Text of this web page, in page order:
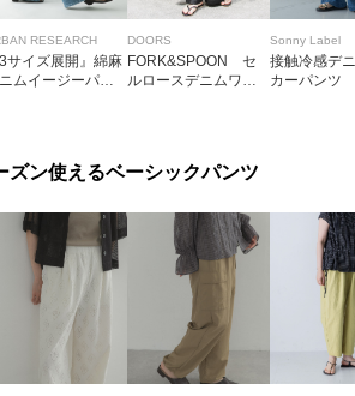
RESEARCH
3サイズ展開』綿麻
ムイージーパン
DOORS
FORK&SPOON セ
ルロースデニムワイ
Sonny Label
接触冷感デ
カーパンツ
ズン使えるベーシックパンツ